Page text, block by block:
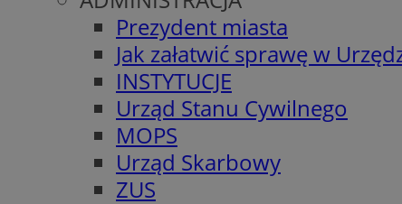
Prezydent miasta
Jak załatwić sprawę w
INSTYTUCJE
Urząd Stanu Cywilnego
MOPS
Urząd Skarbowy
ZUS